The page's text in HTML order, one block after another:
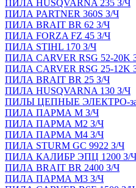
ПИЛА HUSQVARNA 235 З/Ч
ПИЛА PARTNER 360S З/Ч
ПИЛА BRAIT BR 62 З/Ч
ПИЛА FORZA FZ 45 З/Ч
ПИЛА STIHL 170 З/Ч
ПИЛА CARVER RSG 52-20K
ПИЛА CARVER RSG 25-12K
ПИЛА BRAIT BR 25 З/Ч
ПИЛА HUSQVARNA 130 З/Ч
ПИЛЫ ЦЕПНЫЕ ЭЛЕКТРО-
ПИЛА ПАРМА М З/Ч
ПИЛА ПАРМА М2 З/Ч
ПИЛА ПАРМА М4 З/Ч
ПИЛА STURM GC 9922 З/Ч
ПИЛА КАЛИБР ЭПЦ 1200 З/Ч
ПИЛА BRAIT BR 2400 З/Ч
ПИЛА ПАРМА М3 З/Ч